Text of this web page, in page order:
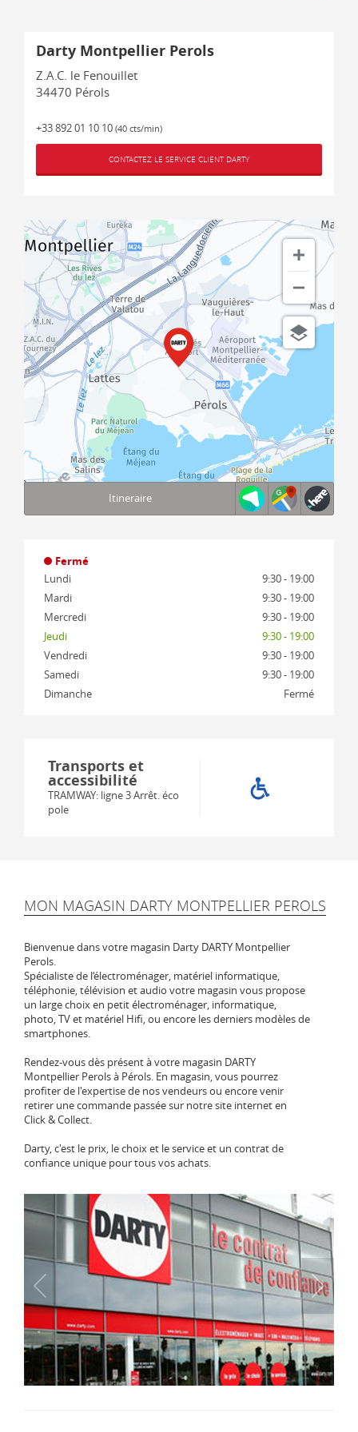
Darty Montpellier Perols
Z.A.C. le Fenouillet
34470 Pérols
+33 892 01 10 10 (40 cts/min)
CONTACTEZ LE SERVICE CLIENT DARTY
© 1987–2026 HERE, IGN
Itineraire
Fermé
Lundi
9:30 - 19:00
Mardi
9:30 - 19:00
Mercredi
9:30 - 19:00
Jeudi
9:30 - 19:00
Vendredi
9:30 - 19:00
Samedi
9:30 - 19:00
Dimanche
Fermé
Transports et
accessibilité
TRAMWAY: ligne 3 Arrêt. éco
pole
MON MAGASIN DARTY MONTPELLIER PEROLS
Bienvenue dans votre magasin Darty DARTY Montpellier
Perols.
Spécialiste de l‘électroménager, matériel informatique,
téléphonie, télévision et audio votre magasin vous propose
un large choix en petit électroménager, informatique,
photo, TV et matériel Hifi, ou encore les derniers modèles de
smartphones.
Rendez-vous dès présent à votre magasin DARTY
Montpellier Perols à Pérols. En magasin, vous pourrez
profiter de l'expertise de nos vendeurs ou encore venir
retirer une commande passée sur notre site internet en
Click & Collect.
Darty, c'est le prix, le choix et le service et un contrat de
confiance unique pour tous vos achats.